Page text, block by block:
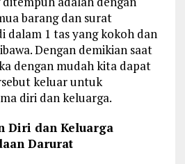
barang dan surat
dalam 1 tas yang kokoh dan
Dengan demikian saat
dengan mudah kita dapat
keluar untuk
diri dan keluarga.
Diri dan Keluarga
Darurat